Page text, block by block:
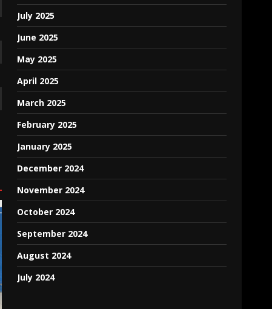
July 2025
June 2025
May 2025
April 2025
March 2025
February 2025
January 2025
December 2024
November 2024
October 2024
September 2024
August 2024
July 2024